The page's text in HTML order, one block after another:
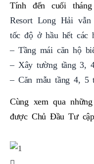
Tính đến cuối
Resort Long Hải
tốc độ ở hầu hết các
– Tầng mái căn hộ
– Xây tường tầng 3,
– Căn mẫu tầng 4, 5
Cùng xem qua
được Chủ Đầu Tư